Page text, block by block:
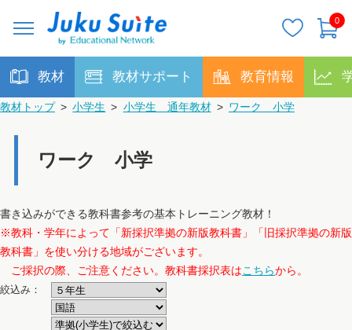
0
教材 教材サポート 教育情報
教材トップ > 小学生 > 小学生 通年教材 > ワーク 小学
ワーク 小学
書き込みができる教科書参考の基本トレーニング教材！
※教科・学年によって「新採択準拠の新版教科書」「旧採択準拠の新版
教科書」を使い分ける地域がございます。
ご採択の際、ご注意ください。教科書採択表はこちらから。
絞込み：